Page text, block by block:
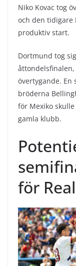
Niko Kovac tog
och den tidigare
produktiv start.
Dortmund tog
övertygande. En
bröderna
för Mexiko
gamla klubb.
för